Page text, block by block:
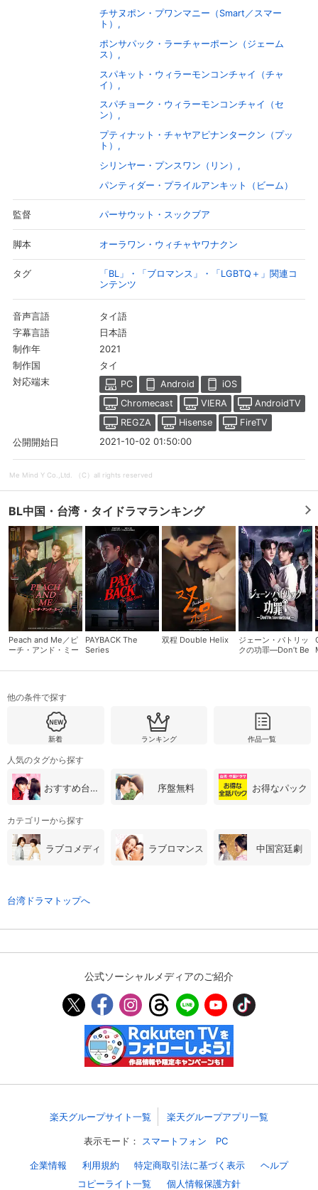
会員設定 会員情報
基本情報、本人連絡先、パスワード 、クレ
決済方法変更 決済方法の変更が可能です。
購入明細 ４ヵ月分の購入明細の確認が可能です。
Myクーポン
現在獲得済みのお得なクーポンを確認でき
購入履歴
お気に入りに登録した作品を確認できま
閲覧履歴
サイト内の閲覧履歴を確認できます。履歴
視聴年齢制限
サイト内で表示される作品の表示制限が可
能です。5段階の年齢区分から選択できま
す。
視聴デバイス一覧
パスコード設定
求められるのでお子さまがいても安心で
メルマガの配信停止、配信先のメールアド
レスの変更が可能です。
定額見放題コンテンツの解約はこちらから
可能です。
ログアウト
チサヌポン・プワンマニー（Smart／スマー
ト）
ポンサパック・ラーチャーポーン（ジェーム
ス）
スパキット・ウィラーモンコンチャイ（チャ
イ）
スパチョーク・ウィラーモンコンチャイ（セ
ン）
プティナット・チャヤアピナンタークン（プッ
ト）
シリンヤー・プンスワン（リン）
パンティダー・プライルアンキット（ビーム）
監督 パーサウット・スックブア
脚本 オーラワン・ウィチャヤワナクン
タグ
「BL」・「ブロマンス」・「LGBTQ＋」関連コ
ンテンツ
音声言語 タイ語
字幕言語 日本語
制作年 2021
制作国 タイ
対応端末 PC Android
iOS
Chromecast
VIERA
AndroidTV
REGZA
Hisense
FireTV
公開開始日
2021-10-02 01:50:00
Me Mind Y Co.,Ltd. （C）all rights reserved
BL中国・台湾・タイドラマランキング
Peach and Me／ピ
ーチ・アンド・ミー
PAYBACK The
Series
双程 Double Helix
ジェーン・パトリッ
クの功罪―Don’t Be
他の条件で探す
新着 ランキング 作品一覧
人気のタグから探す
おすすめ台湾・中国ドラマ 序盤無料 お得なパック
カテゴリーから探す
ラブコメディ ラブロマンス 中国宮廷劇
台湾ドラマトップへ
公式ソーシャルメディアのご紹介
楽天グループサイト一覧 楽天グループアプリ一覧
表示モード： スマートフォン PC
企業情報 利用規約 特定商取引法に基づく表示
ヘルプ
コピーライト一覧
個人情報保護方針